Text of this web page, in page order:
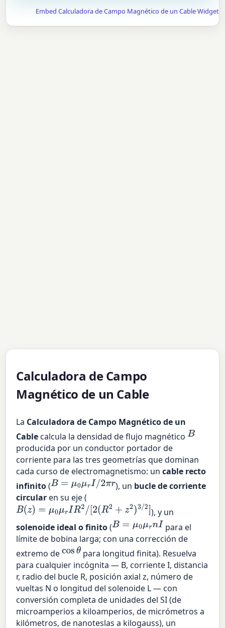
Embed Calculadora de Campo Magnético de un Cable Widget
Calculadora de Campo
Magnético de un Cable
La Calculadora de Campo Magnético de un
Cable calcula la densidad de flujo magnéticoB
producida por un conductor portador de
corriente para las tres geometrías que dominan
cada curso de electromagnetismo: uncable recto
infinito(B= μ0 μrI/2πr ), un bucle de corriente
circular en su eje (
B(z)= μ0μrIR2/[2(R2+ z2)3/2 ]
), y un
solenoide ideal o finito(B= μ0 μrnI
para el
límite de bobina larga; con una corrección de
extremo decosθ para longitud finita). Resuelva
para cualquier incógnita — B, corriente I, distancia
r, radio del bucle R, posición axial z, número de
vueltas N o longitud del solenoide L — con
conversión completa de unidades del SI (de
microamperios a kiloamperios, de micrómetros a
kilómetros, de nanoteslas a kilogauss), un